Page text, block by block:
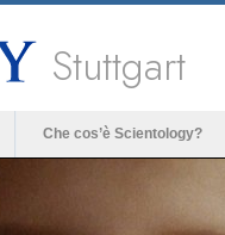
Stuttgart
Che cos’è Scientology?